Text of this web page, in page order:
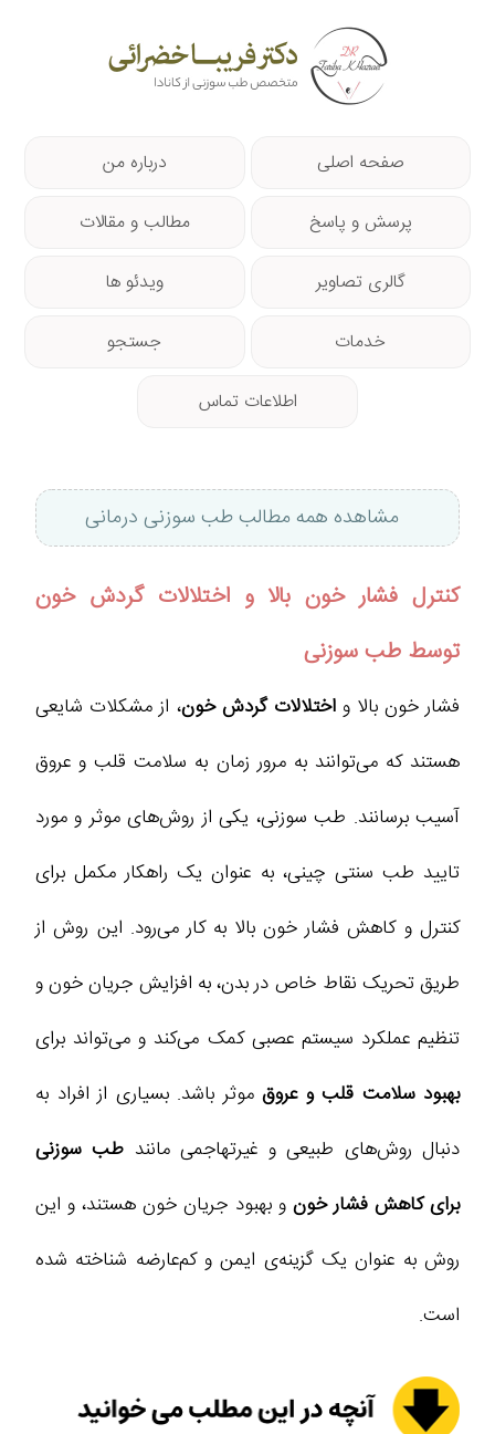
صفحه اصلی درباره من
پرسش و پاسخ مطالب و مقالات
گالری تصاویر ویدئو ها
خدمات جستجو
اطلاعات تماس
مشاهده همه مطالب طب سوزنی درمانی
کنترل فشار خون بالا و اختلالات گردش خون
توسط طب سوزنی
فشار خون بالا و اختلالات گردش خون، از مشکلات شایعی
هستند که می‌توانند به مرور زمان به سلامت قلب و عروق
آسیب برسانند. طب سوزنی، یکی از روش‌های موثر و مورد
تایید طب سنتی چینی، به عنوان یک راهکار مکمل برای
کنترل و کاهش فشار خون بالا به کار می‌رود. این روش از
طریق تحریک نقاط خاص در بدن، به افزایش جریان خون و
تنظیم عملکرد سیستم عصبی کمک می‌کند و می‌تواند برای
بهبود سلامت قلب و عروق موثر باشد. بسیاری از افراد به
دنبال روش‌های طبیعی و غیرتهاجمی مانند طب سوزنی
برای کاهش فشار خون و بهبود جریان خون هستند، و این
روش به عنوان یک گزینه‌ی ایمن و کم‌عارضه شناخته شده
است.